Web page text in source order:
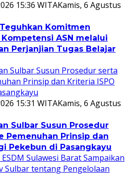
15:36 WITAKamis, 6 Agustus
Komitmen
ASN melalui
Perjanjian Tugas Belajar
15:31 WITAKamis, 6 Agustus
Sulbar Susun Prosedur
Pemenuhan Prinsip dan
Pekebun di Pasangkayu